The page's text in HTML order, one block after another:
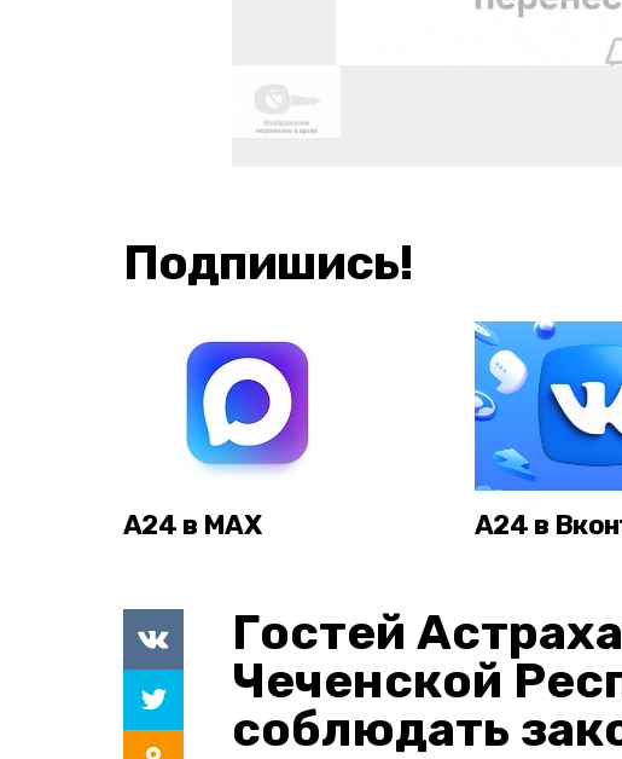
Подпишись!
А24 в MAX А24 в
Гостей
Чеченской
соблюдать